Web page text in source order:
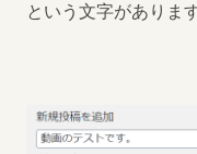
という文字がありま